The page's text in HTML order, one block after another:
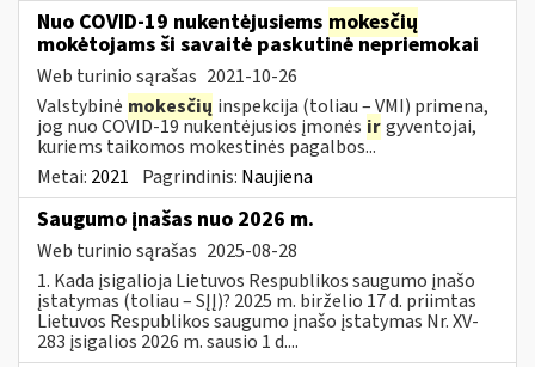
Nuo COVID-19 nukentėjusiems mokesčių
mokėtojams ši savaitė paskutinė nepriemokai
Web turinio sąrašas 2021-10-26
Valstybinė mokesčių inspekcija (toliau – VMI) primena,
jog nuo COVID-19 nukentėjusios įmonės irgyventojai,
kuriems taikomos mokestinės pagalbos...
Metai: 2021 Pagrindinis: Naujiena
Saugumo įnašas nuo 2026 m.
Web turinio sąrašas 2025-08-28
1. Kada įsigalioja Lietuvos Respublikos saugumo įnašo
įstatymas (toliau – SĮĮ)? 2025 m. birželio 17 d. priimtas
Lietuvos Respublikos saugumo įnašo įstatymas Nr. XV-
283 įsigalios 2026 m. sausio 1 d....